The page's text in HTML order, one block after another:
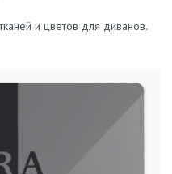
и цветов для диванов.